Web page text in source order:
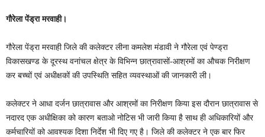
गौरेला पेंड्रा मरवाही।
गौरेला पेंड्रा मरवाही जिले की कलेक्टर लीना कमलेश मंडावी ने गौरेला एवं पेण्ड्रा
विकासखण्ड के दूरस्थ वनांचल क्षेत्र के विभिन्न छात्रावासों-आश्रमों का औचक निरीक्षण
कर बच्चों एवं अधीक्षकों की उपस्थिति सहित व्यवस्थाओं की जानकारी ली।
कलेक्टर ने आधा दर्जन छात्रावास और आश्रमों का निरीक्षण किया इस दौरान छात्रावास से
नदारद एक अधीक्षिका को कारण बताओ नोटिस भी जारी किया है साथ ही अधिकारियों और
कर्मचारियों को आवश्यक दिशा निर्देश भी दिए गए है। जिले की कलेक्टर ने एक बार फिर